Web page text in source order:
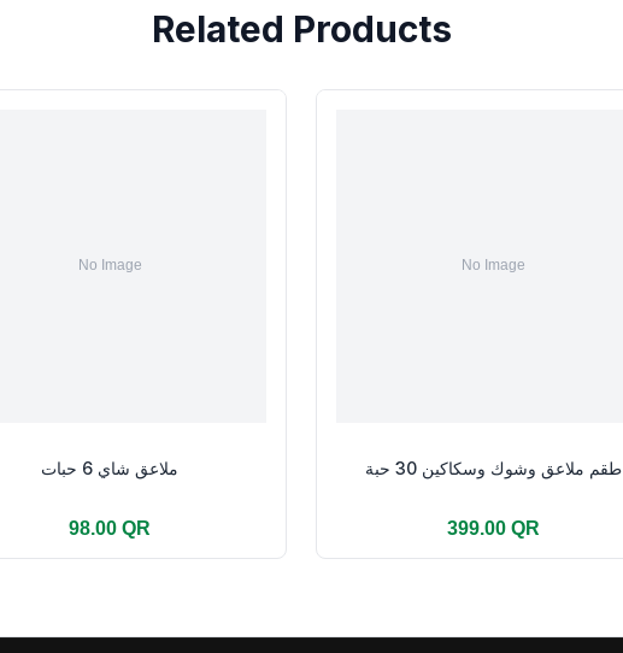
Related Products
ملاعق شاي 6 حبات
98.00 QR
طقم ملاعق وشوك وسكاكين 30 حبة
399.00 QR